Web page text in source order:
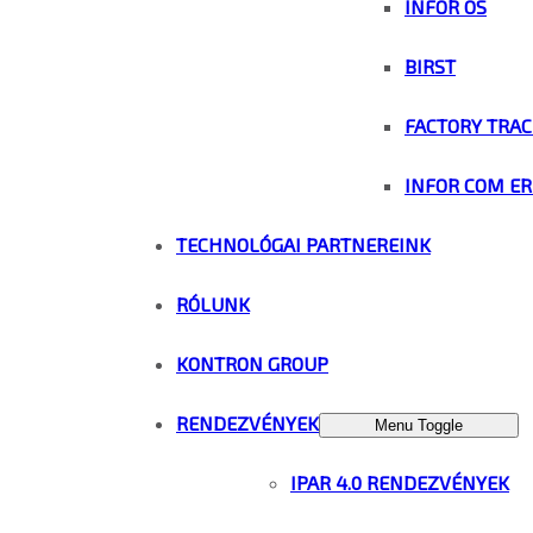
INFOR OS
BIRST
FACTORY
INFOR COM
TECHNOLÓGAI PARTNEREINK
RÓLUNK
KONTRON GROUP
RENDEZVÉNYEK Menu Toggle
IPAR 4.0 RENDEZVÉNYEK